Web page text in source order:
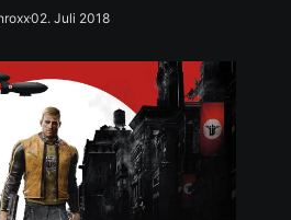
02. Juli 2018